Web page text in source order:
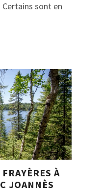
Certains sont en
À
JOANNÈS